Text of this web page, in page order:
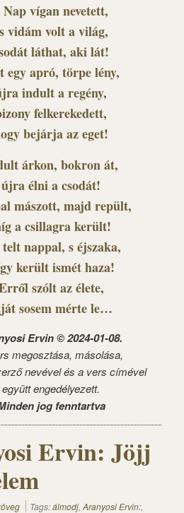
Nap vígan nevetett,
vidám volt a világ,
láthat, aki lát!
egy apró, törpe lény,
indult a regény,
felkerekedett,
bejárja az eget!
árkon, bokron át,
újra élni a csodát!
mászott, majd repült,
a csillagra került!
nappal, s éjszaka,
került ismét haza!
szólt az élete,
sosem mérte le…
Ervin © 2024-01-08.
megosztása, másolása,
nevével és a vers címével
együtt engedélyezett.
jog fenntartva
Ervin: Jöjj
Tags:álmodj, Aranyosi Ervin:,